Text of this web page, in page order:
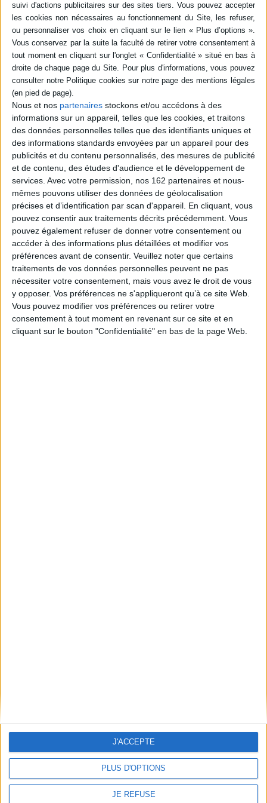
Nous et nos partenaires stockons et/ou accédons à des
informations sur un appareil, telles que les cookies, et traitons
des données personnelles telles que des identifiants uniques et
des informations standards envoyées par un appareil pour des
publicités et du contenu personnalisés, des mesures de publicité
et de contenu, des études d'audience et le développement de
services. Avec votre permission, nos 162 partenaires et nous-
mêmes pouvons utiliser des données de géolocalisation
précises et d’identification par scan d'appareil. En cliquant, vous
pouvez consentir aux traitements décrits précédemment. Vous
pouvez également refuser de donner votre consentement ou
accéder à des informations plus détaillées et modifier vos
préférences avant de consentir. Veuillez noter que certains
traitements de vos données personnelles peuvent ne pas
nécessiter votre consentement, mais vous avez le droit de vous
y opposer. Vos préférences ne s'appliqueront qu’à ce site Web.
Vous pouvez modifier vos préférences ou retirer votre
consentement à tout moment en revenant sur ce site et en
cliquant sur le bouton "Confidentialité" en bas de la page Web.
PLUS D'OPTIONS
JE REFUSE
J'ACCEPTE
gravement malade. Leur relation tumultueuse provoque chez le jeune
homme un conflit intérieur. Le récit au présent, entremêlé de flashbacks
sur son enfance et son adolescence, révèle le lien ambivalent qui l'unit à sa
mère. ©Electre 2026
Quatrième de couverture
Quand Billie débarque dans la vie de Lucas, maître-nageur de trente ans
aussi timide que taiseux, c'est pour ne plus le lacher. Très vite, Billie
accroche, écorche, irrite... Et elle fait tout pour le faire plier.
Lucas la porte comme un forçat traîne sa chaîne... Et pourtant, il ne peut se
Fiche Technique
Paru le :03/11/2021
Auteur(s) :Auteur :Alice Vandemoortele
Éditeur(s) :Sarbacane
Collection(s) :Non précisé.
Série(s) :
Non précisé.
ISBN : 978-2-37731-789-9
EAN13 : 9782377317899
Reliure :
Pages :96
Hauteur: 27.0 cm / Largeur 20.0 cm
Cercle de la librairie
Contact
Librairie Mollat
15 rue Vital-Carles
Horaires
La librairie Mollat vous accueille
Du lundi au samedi de 10h à 20h et
tous les dimanches de 14h à 19h